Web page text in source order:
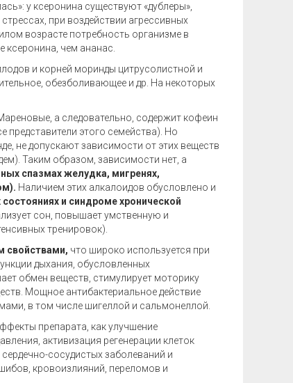
у ксеронина существуют «дублеры»,
при воздействии агрессивных
возрасте потребность организме в
ксеронина, чем ананас.
и корней моринды цитрусолистной и
обезболивающее и др. На некоторых
а следовательно, содержит кофеин
представители этого семейства). Но
не допускают зависимости от этих веществ
Таким образом, зависимости нет, а
спазмах желудка, мигренях,
Наличием этих алкалоидов обусловлено и
и синдроме хронической
сон, повышает умственную и
тренировок).
свойствами, что широко используется при
дыхания, обусловленных
обмен веществ, стимулирует моторику
Мощное антибактериальное действие
в том числе шигеллой и сальмонеллой.
препарата, как улучшение
активизация регенерации клеток
сосудистых заболеваний и
кровоизлияний, переломов и